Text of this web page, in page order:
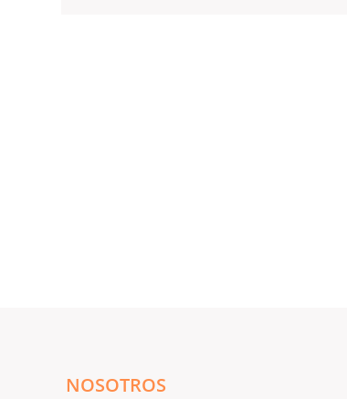
NOSOTROS